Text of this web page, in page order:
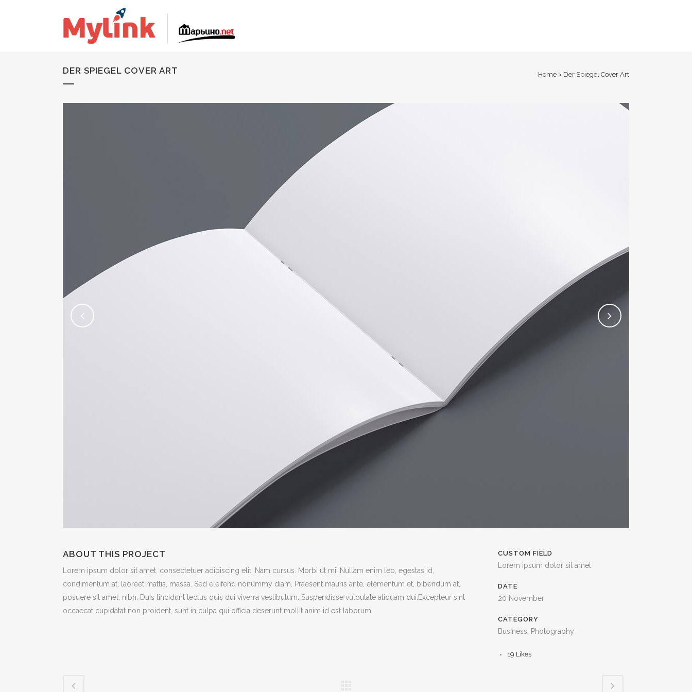
DER SPIEGEL COVER ART Home > Der Spiegel Cover Art
ABOUT THIS PROJECT
Lorem ipsum dolor sit amet, consectetuer adipiscing elit. Nam cursus. Morbi ut mi. Nullam enim leo, egestas id,
condimentum at, laoreet mattis, massa. Sed eleifend nonummy diam. Praesent mauris ante, elementum et, bibendum at,
posuere sit amet, nibh. Duis tincidunt lectus quis dui viverra vestibulum. Suspendisse vulputate aliquam dui.Excepteur sint
occaecat cupidatat non proident, sunt in culpa qui officia deserunt mollit anim id est laborum
CUSTOM FIELD
Lorem ipsum dolor sit amet
DATE
20 November
CATEGORY
Business, Photography
19 Likes